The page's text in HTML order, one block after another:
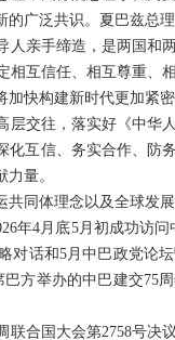
广泛共识。夏巴兹总
亲手缔造，是两国和
互信任、相互尊重
快构建新时代更加紧
交往，落实好《中华
化互信、务实合作、
量。
同体理念以及全球发
年4月底5月初成功访
对话和5月中巴政党论
方举办的中巴建交
合国大会第2758号